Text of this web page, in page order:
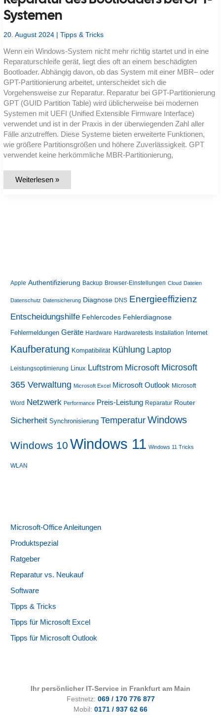
Hersteller‑Tool –
per
USB‑Stick
und
sauber
Systemen
20. August 2024 |Tipps & Tricks
Wenn ein Windows-System nicht mehr richtig startet und in eine
Reparaturschleife gerät, liegt dies oft an einem beschädigten
Bootloader. Abhängig davon, ob das System mit einer MBR– oder
GPT-Partitionierung arbeitet, unterscheidet sich die
Vorgehensweise zur Reparatur. Reparatur bei GPT-Partitionierung
GPT (GUID Partition Table) wird üblicherweise bei modernen
Systemen mit UEFI (Unified Extensible Firmware Interface)
verwendet und ist in der Praxis in der überwiegenden Zahl aller
Fälle anzutreffen. Diese Systeme bieten erweiterte Funktionen,
wie größere Partitionsgrößen und höhere Zuverlässigkeit. GPT
verwendet keine herkömmliche MBR-Partitionierung,
Reparatur
Weiterlesen »
Apple Authentifizierung Backup Browser-Einstellungen Cloud Dateien
Datenschutz Datensicherung Diagnose DNS Energieeffizienz
Entscheidungshilfe Fehlercodes Fehlerdiagnose
Fehlermeldungen Geräte Hardware Hardwaretests Installation Internet
Kaufberatung Kompatibilität Kühlung Laptop
Leistungsoptimierung Linux Luftstrom Microsoft Microsoft
365 Verwaltung Microsoft Excel Microsoft Outlook Microsoft
Word Netzwerk Performance Preis-Leistung Reparatur Router
Sicherheit Synchronisierung Temperatur Windows
Windows 10 Windows 11 Windows 11 Tricks
WLAN
Microsoft-Office Anleitungen
Produktspezial
Ratgeber
Reparatur vs. Neukauf
Software
Tipps & Tricks
Tipps für Microsoft Excel
Tipps für Microsoft Outlook
Ihr persönlicher IT-Service in Frankfurt am Main
Festnetz: 069 / 170 776 877
Mobil: 0171 / 937 62 66